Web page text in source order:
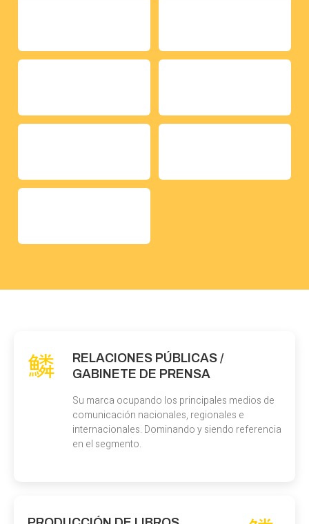
RELACIONES PÚBLICAS /
GABINETE DE PRENSA
Su marca ocupando los principales medios de
comunicación nacionales, regionales e
internacionales. Dominando y siendo referencia
en el segmento.